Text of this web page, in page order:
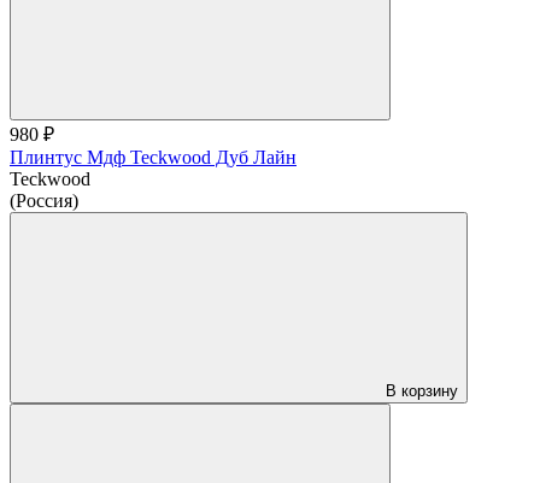
980 ₽
Плинтус Мдф Teckwood Дуб Лайн
Teckwood
(Россия)
В корзину